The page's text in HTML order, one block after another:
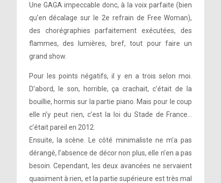
Une GAGA impeccable donc, à la voix parfaite (bien
qu’en décalage sur le 2e refrain de Free Woman),
des chorégraphies parfaitement exécutées, des
flammes, des lumières, bref, tout pour faire un
grand show.
Pour les points négatifs, il y en a trois selon moi.
D’abord, le son, horrible, ça crachait, c’était de la
bouillie, hormis sur la partie piano. Mais pour le coup
elle n’y peut rien, c’est la loi du Stade de France…
c’était pareil en 2012.
Ensuite, la scène. Le côté minimaliste ne m’a pas
dérangé, l’absence de décor non plus, elle n’en a pas
besoin. Cependant, les deux avancées ne servaient
quasiment à rien, et la partie supérieure est très mal